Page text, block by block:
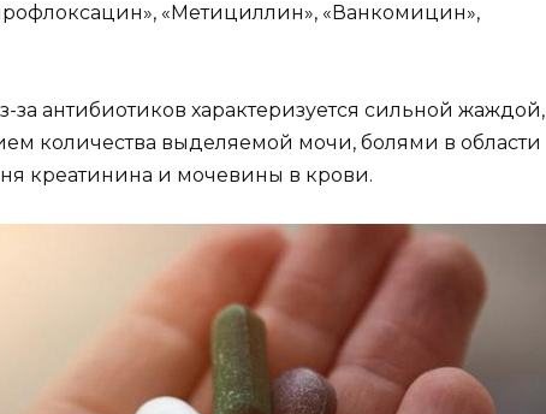
«Метициллин», «Ванкомицин»,
антибиотиков характеризуется сильной жаждой,
количества выделяемой мочи, болями в области
креатинина и мочевины в крови.